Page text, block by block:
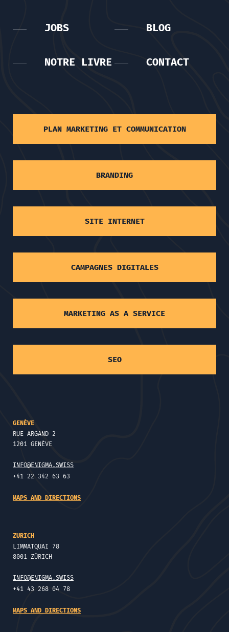
JOBS BLOG
NOTRE LIVRE CONTACT
PLAN MARKETING ET COMMUNICATION
BRANDING
SITE INTERNET
CAMPAGNES DIGITALES
MARKETING AS A SERVICE
SEO
GENÈVE
RUE ARGAND 2
1201 GENÈVE
INFO@ENIGMA.SWISS
+41 22 342 63 63
MAPS AND DIRECTIONS
ZURICH
LIMMATQUAI 78
8001 ZÜRICH
INFO@ENIGMA.SWISS
+41 43 268 04 78
MAPS AND DIRECTIONS